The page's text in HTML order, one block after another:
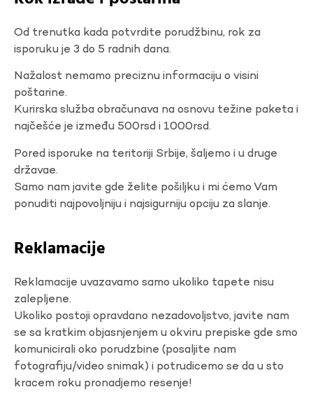
Od trenutka kada potvrdite porudžbinu, rok za
isporuku je 3 do 5 radnih dana.
Nažalost nemamo preciznu informaciju o visini
poštarine.
Kurirska služba obračunava na osnovu težine paketa i
najčešće je između 500rsd i 1000rsd.
Pored isporuke na teritoriji Srbije, šaljemo i u druge
državae.
Samo nam javite gde želite pošiljku i mi ćemo Vam
ponuditi najpovoljniju i najsigurniju opciju za slanje.
Reklamacije
Reklamacije uvazavamo samo ukoliko tapete nisu
zalepljene.
Ukoliko postoji opravdano nezadovoljstvo, javite nam
se sa kratkim objasnjenjem u okviru prepiske gde smo
komunicirali oko porudzbine (posaljite nam
fotografiju/video snimak) i potrudicemo se da u sto
kracem roku pronadjemo resenje!